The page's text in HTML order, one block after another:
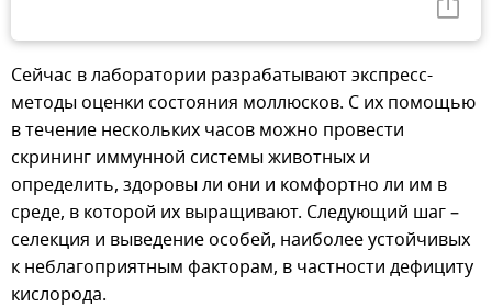
Сейчас в лаборатории разрабатывают экспресс-
методы оценки состояния моллюсков. С их помощью
в течение нескольких часов можно провести
скрининг иммунной системы животных и
определить, здоровы ли они и комфортно ли им в
среде, в которой их выращивают. Следующий шаг –
селекция и выведение особей, наиболее устойчивых
к неблагоприятным факторам, в частности дефициту
кислорода.